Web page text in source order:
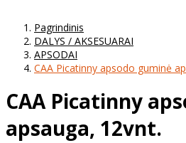
Pagrindinis
DALYS / AKSESUARAI
APSODAI
CAA Picatinny apsodo guminė
CAA Picatinny
apsauga, 12vnt.